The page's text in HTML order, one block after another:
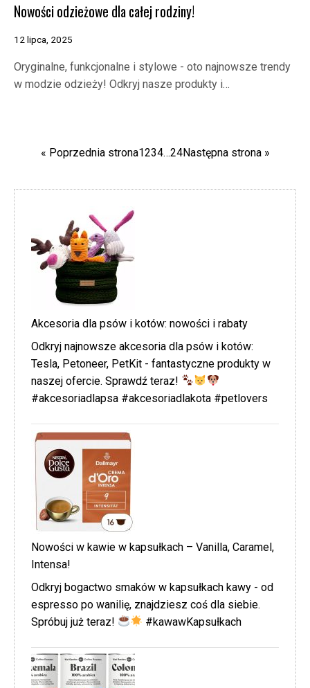
Nowości odzieżowe dla całej rodziny!
12 lipca, 2025
Oryginalne, funkcjonalne i stylowe - oto najnowsze trendy
w modzie odzieży! Odkryj nasze produkty i…
« Poprzednia strona1234…24Następna strona »
Akcesoria dla psów i kotów: nowości i rabaty
Odkryj najnowsze akcesoria dla psów i kotów:
Tesla, Petoneer, PetKit - fantastyczne produkty w
naszej ofercie. Sprawdź teraz!
#akcesoriadlapsa #akcesoriadlakota #petlovers
Nowości w kawie w kapsułkach – Vanilla, Caramel,
Intensa!
Odkryj bogactwo smaków w kapsułkach kawy - od
espresso po wanilię, znajdziesz coś dla siebie.
Spróbuj już teraz!
#kawawKapsułkach